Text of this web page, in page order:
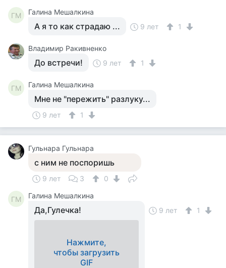
ГМ Галина Мешалкина
А я то как страдаю ... 9 лет 1
Владимир Ракивненко
До встречи! 9 лет 1
ГМ Галина Мешалкина
Мне не "пережить" разлуку...
9 лет 1
Гульнара Гульнара
с ним не поспоришь
9 лет 3 0
ГМ Галина Мешалкина
Да,Гулечка!
Нажмите,
чтобы загрузить
GIF
9 лет 1